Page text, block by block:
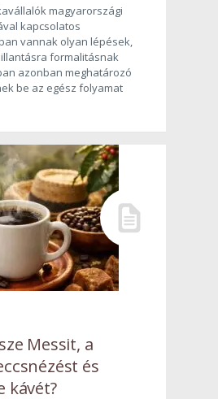
magyarországi
kapcsolatos
vannak olyan lépések,
formalitásnak
azonban meghatározó
be az egész folyamat
Messit, a
és
kávét?